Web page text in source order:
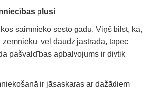
plusi
saimnieko sesto gadu. Viņš bilst, ka,
zemnieku, vēl daudz jāstrādā, tāpēc
pašvaldības apbalvojums ir divtik
ir jāsaskaras ar dažādiem